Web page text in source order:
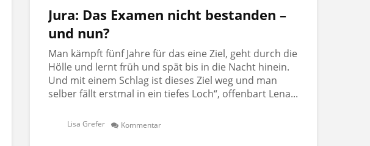
Jura: Das Examen nicht bestanden –
und nun?
Man kämpft fünf Jahre für das eine Ziel, geht durch die
Hölle und lernt früh und spät bis in die Nacht hinein.
Und mit einem Schlag ist dieses Ziel weg und man
selber fällt erstmal in ein tiefes Loch“, offenbart Lena...
Lisa Grefer Kommentar